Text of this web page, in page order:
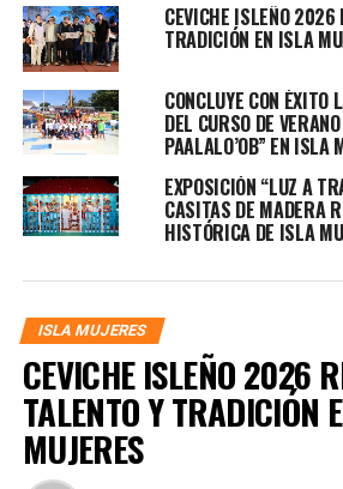
CEVICHE ISLEÑO 2026
TRADICIÓN EN ISLA
CONCLUYE CON
DEL CURSO DE VERANO
PAALALO’OB” EN ISLA
EXPOSICIÓN “LUZ A
CASITAS DE MADERA
HISTÓRICA DE ISLA
ISLA MUJERES
CEVICHE ISLEÑO 2026
TALENTO Y TRADICIÓN
MUJERES